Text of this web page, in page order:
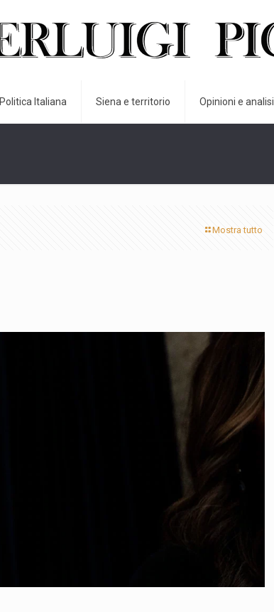
Politica Italiana Siena e territorio Opinioni e analisi
Mostra tutto